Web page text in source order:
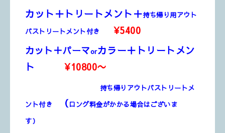
カット＋トリートメント＋持ち帰り用アウト
バストリートメント付き ¥5400
カット＋パーマorカラー＋トリートメン
ト ¥10800〜
持ち帰りアウトバストリートメ
ント付き
（ロング料金がかかる場合はございま
す）